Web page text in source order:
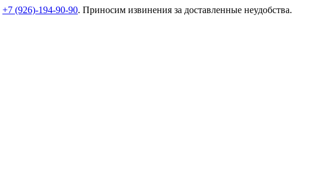
+7 (926)-194-90-90. Приносим извинения за доставленные неудобства.